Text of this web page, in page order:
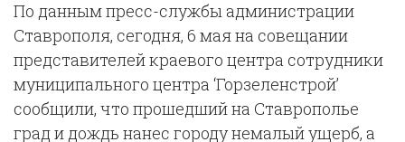
По данным пресс-службы администрации
Ставрополя, сегодня, 6 мая на совещании
представителей краевого центра сотрудники
муниципального центра ‘Горзеленстрой’
сообщили, что прошедший на Ставрополье
град и дождь нанес городу немалый ущерб, а